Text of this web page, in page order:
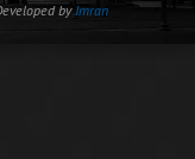
byImran